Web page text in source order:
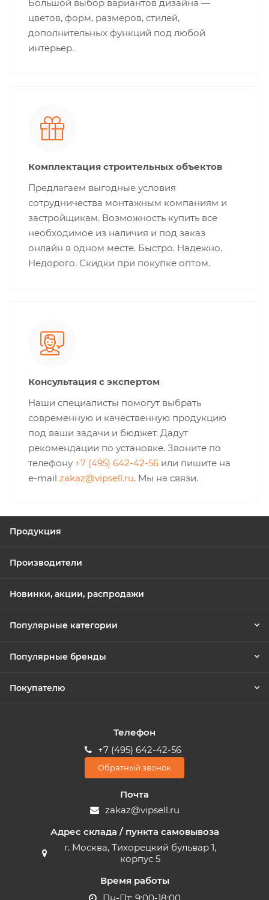
Большой выбор вариантов дизайна —
цветов, форм, размеров, стилей,
дополнительных функций под любой
интерьер.
Комплектация строительных объектов
Предлагаем выгодные условия
сотрудничества монтажным компаниям и
застройщикам. Возможность купить все
необходимое из наличия и под заказ
онлайн в одном месте. Быстро. Надежно.
Недорого. Скидки при покупке оптом.
Консультация с экспертом
Наши специалисты помогут выбрать
современную и качественную продукцию
под ваши задачи и бюджет. Дадут
рекомендации по установке. Звоните по
телефону +7 (495) 642-42-56 или пишите на
e-mail zakaz@vipsell.ru. Мы на связи.
Продукция
Производители
Новинки, акции, распродажи
Популярные категории
Популярные бренды
Покупателю
Телефон
+7 (495) 642-42-56
Обратный звонок
Почта
zakaz@vipsell.ru
Адрес склада / пункта самовывоза
г. Москва, Тихорецкий бульвар 1,
корпус 5
Время работы